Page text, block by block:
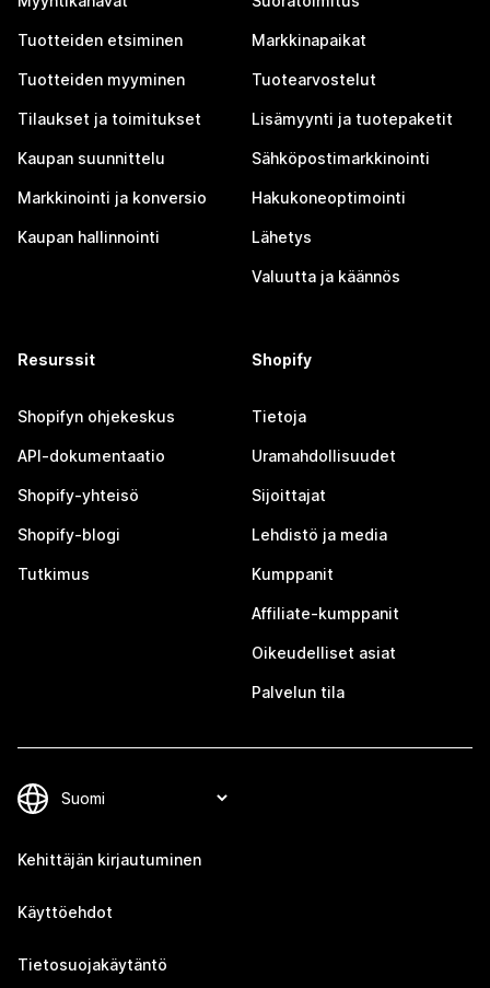
Tuotteiden etsiminen
Tuotteiden myyminen
Tilaukset ja toimitukset
Kaupan suunnittelu
Markkinointi ja konversio
Kaupan hallinnointi
Markkinapaikat
Tuotearvostelut
Lisämyynti ja tuotepaketit
Sähköpostimarkkinointi
Hakukoneoptimointi
Lähetys
Valuutta ja käännös
Resurssit
Shopifyn ohjekeskus
API-dokumentaatio
Shopify-yhteisö
Shopify-blogi
Tutkimus
Shopify
Tietoja
Uramahdollisuudet
Sijoittajat
Lehdistö ja media
Kumppanit
Affiliate-kumppanit
Oikeudelliset asiat
Palvelun tila
Kehittäjän kirjautuminen
Käyttöehdot
Tietosuojakäytäntö